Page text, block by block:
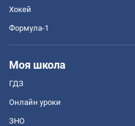
Хокей
Формула-1
Моя школа
ГДЗ
Онлайн уроки
ЗНО